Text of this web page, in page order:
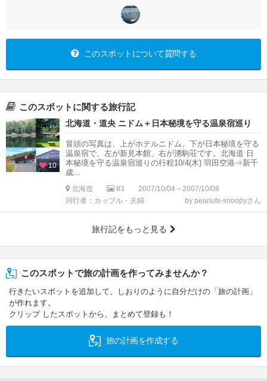
このスポットについて質問する
このスポットに関する旅行記
10
北海道・道央 ニドム＋日本秘境を守る温泉宿巡り
冒頭の写真は、上がホテルニドム、下が日本秘境を守る
温泉宿で、左が新見本館、右が湧駒荘です。北海道 日
本秘境を守る温泉宿巡りの行程10/4(木) 羽田空港⇒新千
歳...
北海道 83
2007/10/04～2007/10/08
同行者：カップル・夫婦
by peanuts-snoopyさん
旅行記をもっと見る
このスポットで旅の計画を作ってみませんか？
行きたいスポットを追加して、しおりのように自分だけの「旅の計画」
が作れます。
クリップ したスポットから、まとめて登録も！
旅の計画を作成する